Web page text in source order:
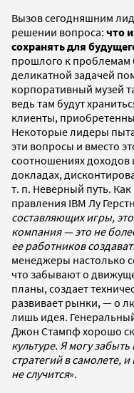
Вызов сегодняшним
решении вопроса: что
сохранять для
прошлого к проблемам
деликатной задачей
корпоративный музей
ведь там будут
клиенты,
Некоторые лидеры
эти вопросы и вместо
соотношениях доходов
докладах,
т. п. Неверный путь.
правления IBM Лу
составляющих игры,
компания — это не
ее работников
менеджеры настолько
что забывают о
планы, создает
развивает рынки, — о
лишь идея.
Джон Стампф хорошо
культуре. Я могу
стратегий в самолете,
не случится».